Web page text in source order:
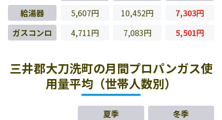
給湯器
5,607円 10,452円
7,303円
ガスコンロ
4,711円 7,083円 5,501円
三井郡大刀洗町の月間プロパンガス使
用量平均（世帯人数別）
夏季
冬季